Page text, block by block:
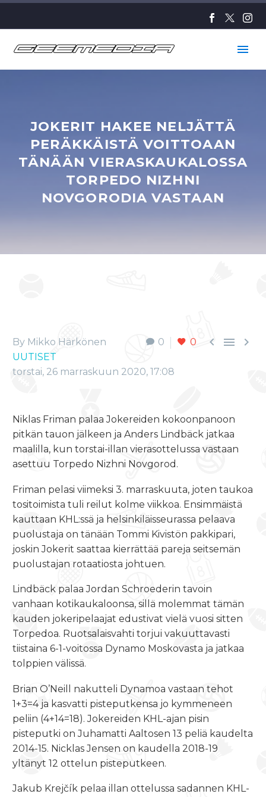
JOKERIT HAKEE NELJÄTTÄ
PERÄKKÄISTÄ VOITTOAAN
TÄNÄÄN VIERASKAUKALOSSA
TORPEDO NIZHNI
NOVGORODIA VASTAAN
0 0   
By Mikko Härkönen
UUTISET
torstai, 26 marraskuun 2020, 17:08
Niklas Friman palaa Jokereiden kokoonpanoon
pitkän tauon jälkeen ja Anders Lindbäck jatkaa
maalilla, kun torstai-illan vierasottelussa vastaan
asettuu Torpedo Nizhni Novgorod.
Friman pelasi viimeksi 3. marraskuuta, joten taukoa
tositoimista tuli reilut kolme viikkoa. Ensimmäistä
kauttaan KHL:ssä ja helsinkiläisseurassa pelaava
puolustaja on tänään Tommi Kivistön pakkipari,
joskin Jokerit saattaa kierrättää pareja seitsemän
puolustajan rotaatiosta johtuen.
Lindbäck palaa Jordan Schroederin tavoin
vanhaan kotikaukaloonsa, sillä molemmat tämän
kauden jokeripelaajat edustivat vielä vuosi sitten
Torpedoa. Ruotsalaisvahti torjui vakuuttavasti
tiistaina 6-1-voitossa Dynamo Moskovasta ja jatkaa
tolppien välissä.
Brian O’Neill nakutteli Dynamoa vastaan tehot
1+3=4 ja kasvatti pisteputkensa jo kymmeneen
peliin (4+14=18). Jokereiden KHL-ajan pisin
pisteputki on Juhamatti Aaltosen 13 peliä kaudelta
2014-15. Nicklas Jensen on kaudella 2018-19
yltänyt 12 ottelun pisteputkeen.
Jakub Krejčík pelaa illan ottelussa sadannen KHL-